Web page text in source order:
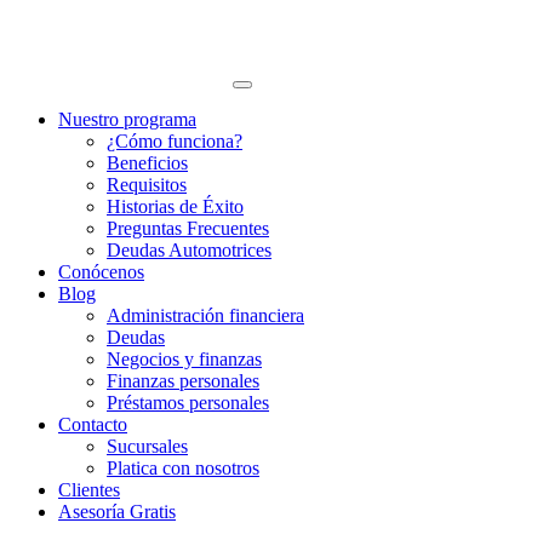
Nuestro programa
¿Cómo funciona?
Beneficios
Requisitos
Historias de Éxito
Preguntas Frecuentes
Deudas Automotrices
Conócenos
Blog
Administración financiera
Deudas
Negocios y finanzas
Finanzas personales
Préstamos personales
Contacto
Sucursales
Platica con nosotros
Clientes
Asesoría Gratis